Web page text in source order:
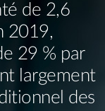
de 2,6
2019,
29 % par
largement
des